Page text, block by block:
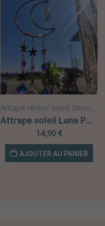
Attrape rêves/ soleil, Décoration
Attrape soleil Lune Peristérite
14,90 €
AJOUTER AU PANIER